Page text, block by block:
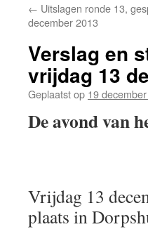
← Uitslagen ronde 13,
december 2013
Verslag en
vrijdag 13
Geplaatst op 19
De avond van
Vrijdag 13
plaats in